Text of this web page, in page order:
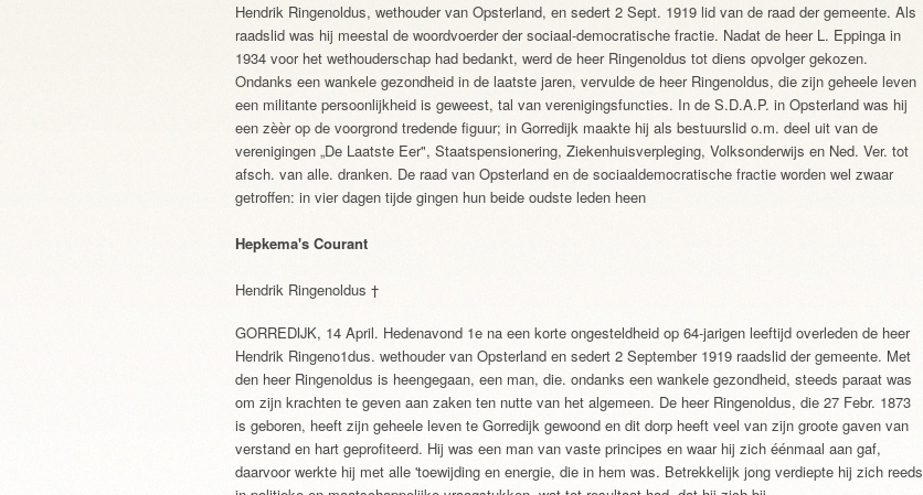
Hendrik Ringenoldus, wethouder van Opsterland, en sedert 2 Sept. 1919 lid van de raad der gemeente. Als
raadslid was hij meestal de woordvoerder der sociaal-democratische fractie. Nadat de heer L. Eppinga in
1934 voor het wethouderschap had bedankt, werd de heer Ringenoldus tot diens opvolger gekozen.
Ondanks een wankele gezondheid in de laatste jaren, vervulde de heer Ringenoldus, die zijn geheele leven
een militante persoonlijkheid is geweest, tal van verenigingsfuncties. In de S.D.A.P. in Opsterland was hij
een zèèr op de voorgrond tredende figuur; in Gorredijk maakte hij als bestuurslid o.m. deel uit van de
verenigingen „De Laatste Eer", Staatspensionering, Ziekenhuisverpleging, Volksonderwijs en Ned. Ver. tot
afsch. van alle. dranken. De raad van Opsterland en de sociaaldemocratische fractie worden wel zwaar
getroffen: in vier dagen tijde gingen hun beide oudste leden heen
Hepkema's Courant
Hendrik Ringenoldus †
GORREDIJK, 14 April. Hedenavond 1e na een korte ongesteldheid op 64-jarigen leeftijd overleden de heer
Hendrik Ringeno1dus. wethouder van Opsterland en sedert 2 September 1919 raadslid der gemeente. Met
den heer Ringenoldus is heengegaan, een man, die. ondanks een wankele gezondheid, steeds paraat was
om zijn krachten te geven aan zaken ten nutte van het algemeen. De heer Ringenoldus, die 27 Febr. 1873
is geboren, heeft zijn geheele leven te Gorredijk gewoond en dit dorp heeft veel van zijn groote gaven van
verstand en hart geprofiteerd. Hij was een man van vaste principes en waar hij zich éénmaal aan gaf,
daarvoor werkte hij met alle 'toewijding en energie, die in hem was. Betrekkelijk jong verdiepte hij zich reeds